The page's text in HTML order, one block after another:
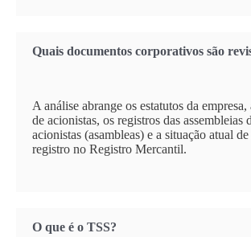
Quais documentos corporativos são
A análise abrange os estatutos da empresa,
de acionistas, os registros das assembleias
acionistas (asambleas) e a situação atual de
registro no Registro Mercantil.
O que é o TSS?